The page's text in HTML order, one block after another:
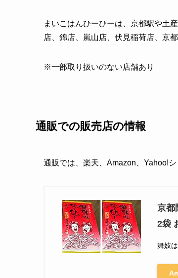
まいこはんひーひーは、京都駅や土
店、錦店、嵐山店、伏見稲荷店、京
※一部取り扱いのない店舗あり
通販での販売店の情報
通販では、楽天、Amazon、Yahoo!
京都
2袋
舞妓